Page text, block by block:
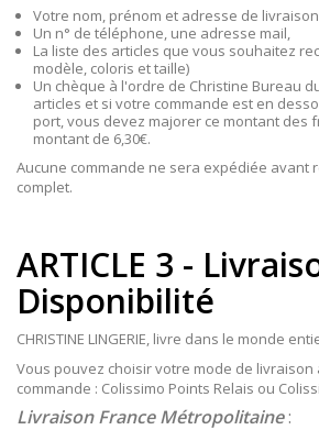
Votre nom, prénom et adresse de
Un n° de téléphone, une adresse mail,
La liste des articles que vous souhaitez
modèle, coloris et taille)
Un chèque à l'ordre de Christine Bureau
articles et si votre commande est en
port, vous devez majorer ce montant des
montant de 6,30€.
Aucune commande ne sera expédiée avant
complet.
ARTICLE 3 -
Disponibilité
CHRISTINE LINGERIE, livre dans le monde
Vous pouvez choisir votre mode de livraison
commande : Colissimo Points Relais ou
Livraison France Métropolitaine: